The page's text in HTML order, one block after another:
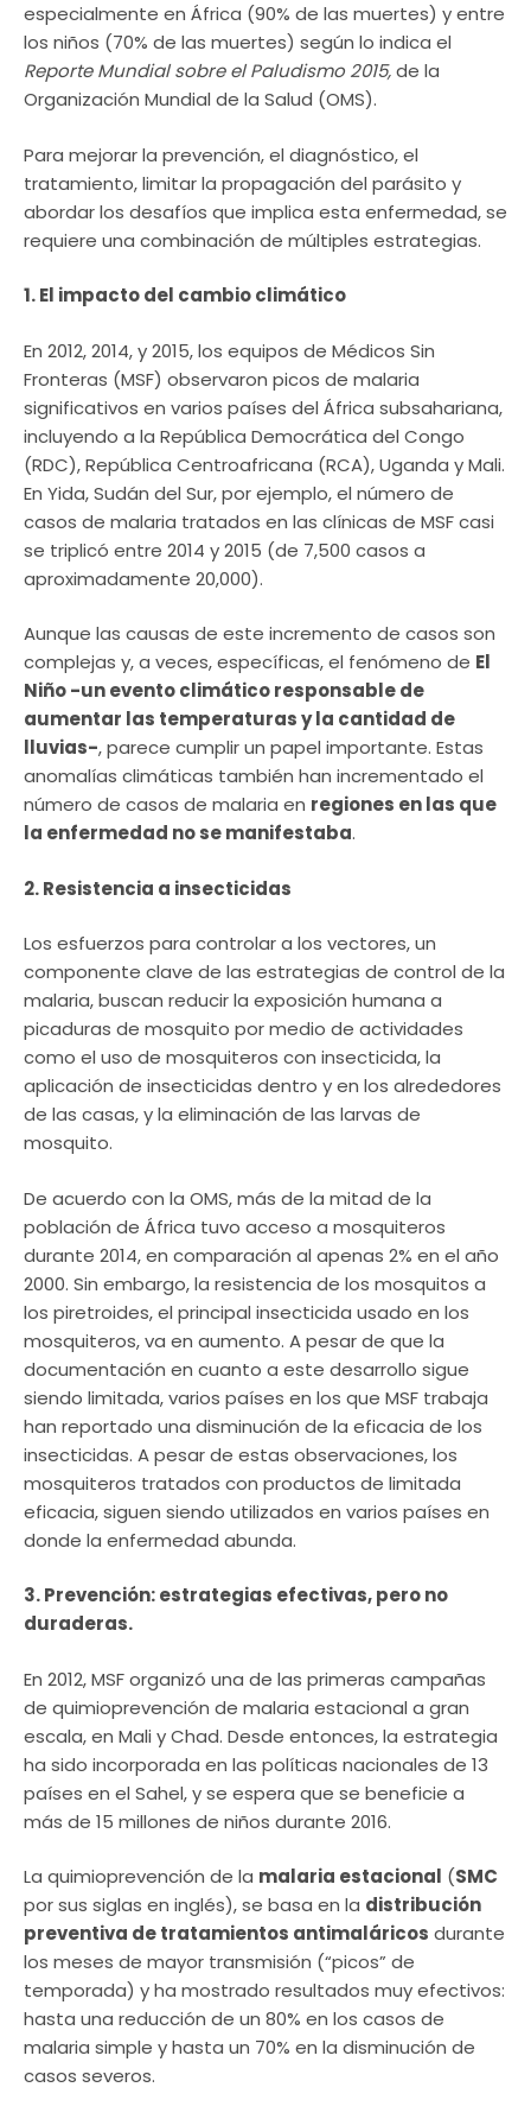
especialmente en África (90% de las muertes) y entre
los niños (70% de las muertes) según lo indica el
Reporte Mundial sobre el Paludismo 2015,de la
Organización Mundial de la Salud (OMS).
Para mejorar la prevención, el diagnóstico, el
tratamiento, limitar la propagación del parásito y
abordar los desafíos que implica esta enfermedad, se
requiere una combinación de múltiples estrategias.
1. El impacto del cambio climático
En 2012, 2014, y 2015, los equipos de Médicos Sin
Fronteras (MSF) observaron picos de malaria
significativos en varios países del África subsahariana,
incluyendo a la República Democrática del Congo
(RDC), República Centroafricana (RCA), Uganda y Mali.
En Yida, Sudán del Sur, por ejemplo, el número de
casos de malaria tratados en las clínicas de MSF casi
se triplicó entre 2014 y 2015 (de 7,500 casos a
aproximadamente 20,000).
Aunque las causas de este incremento de casos son
complejas y, a veces, específicas, el fenómeno de El
Niño -un evento climático responsable de
aumentar las temperaturas y la cantidad de
lluvias-, parece cumplir un papel importante. Estas
anomalías climáticas también han incrementado el
número de casos de malaria en regiones en las que
la enfermedad no se manifestaba.
2. Resistencia a insecticidas
Los esfuerzos para controlar a los vectores, un
componente clave de las estrategias de control de la
malaria, buscan reducir la exposición humana a
picaduras de mosquito por medio de actividades
como el uso de mosquiteros con insecticida, la
aplicación de insecticidas dentro y en los alrededores
de las casas, y la eliminación de las larvas de
mosquito.
De acuerdo con la OMS, más de la mitad de la
población de África tuvo acceso a mosquiteros
durante 2014, en comparación al apenas 2% en el año
2000. Sin embargo, la resistencia de los mosquitos a
los piretroides, el principal insecticida usado en los
mosquiteros, va en aumento. A pesar de que la
documentación en cuanto a este desarrollo sigue
siendo limitada, varios países en los que MSF trabaja
han reportado una disminución de la eficacia de los
insecticidas. A pesar de estas observaciones, los
mosquiteros tratados con productos de limitada
eficacia, siguen siendo utilizados en varios países en
donde la enfermedad abunda.
3. Prevención: estrategias efectivas, pero no
duraderas.
En 2012, MSF organizó una de las primeras campañas
de quimioprevención de malaria estacional a gran
escala, en Mali y Chad. Desde entonces, la estrategia
ha sido incorporada en las políticas nacionales de 13
países en el Sahel, y se espera que se beneficie a
más de 15 millones de niños durante 2016.
La quimioprevención de la malaria estacional (SMC
por sus siglas en inglés), se basa en la distribución
preventiva de tratamientos antimaláricos durante
los meses de mayor transmisión (“picos” de
temporada) y ha mostrado resultados muy efectivos:
hasta una reducción de un 80% en los casos de
malaria simple y hasta un 70% en la disminución de
casos severos.